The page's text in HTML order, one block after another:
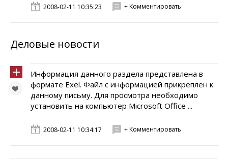
2008-02-11 10:35:23 + Комментировать
Деловые новости
Информация данного раздела представлена в
формате Exel. Файл с информацией прикреплен к
данному письму. Для просмотра необходимо
установить на компьютер Microsoft Office ...
2008-02-11 10:34:17 + Комментировать